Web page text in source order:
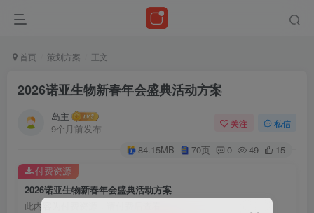
首页 策划方案 正文
2026诺亚生物新春年会盛典活动方案
岛主
9个月前发布
关注 私信
84.15MB 70页 0 49 15
2026诺亚生物新春年会盛典活动方案
此内容为付费资源，请付费后查看
付费资源